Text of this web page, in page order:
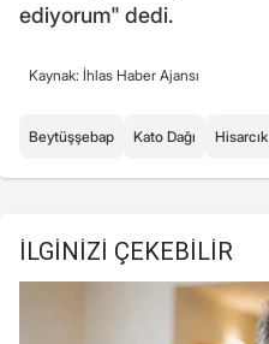
ediyorum" dedi.
Kaynak: İhlas Haber Ajansı
Beytüşşebap Kato Dağı Hisarcık